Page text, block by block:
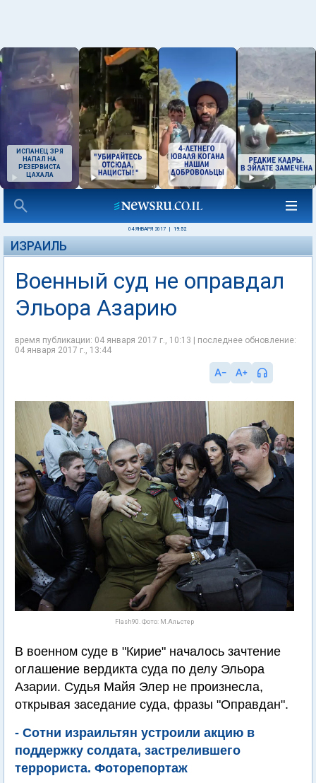
ИСПАНЕЦ ЗРЯ
НАПАЛ НА
РЕЗЕРВИСТА
ЦАХАЛА
04 ЯНВАРЯ 2017 19:52
ИЗРАИЛЬ
Военный суд не оправдал
Эльора Азарию
время публикации: 04 января 2017 г., 10:13 | последнее обновление:
04 января 2017 г., 13:44
Flash90. Фото: М.Альстер
В военном суде в "Кирие" началось зачтение
оглашение вердикта суда по делу Эльора
Азарии. Судья Майя Элер не произнесла,
открывая заседание суда, фразы "Оправдан".
- Сотни израильтян устроили акцию в
поддержку солдата, застрелившего
террориста. Фоторепортаж